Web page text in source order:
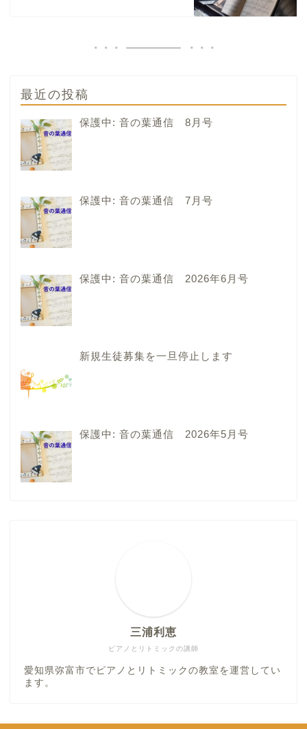
最近の投稿
保護中: 音の葉通信 8月号
保護中: 音の葉通信 7月号
保護中: 音の葉通信 2026年6月号
新規生徒募集を一旦停止します
保護中: 音の葉通信 2026年5月号
ピアノとリトミックの講師
三浦利恵
愛知県弥富市でピアノとリトミックの教室を運営してい
ます。